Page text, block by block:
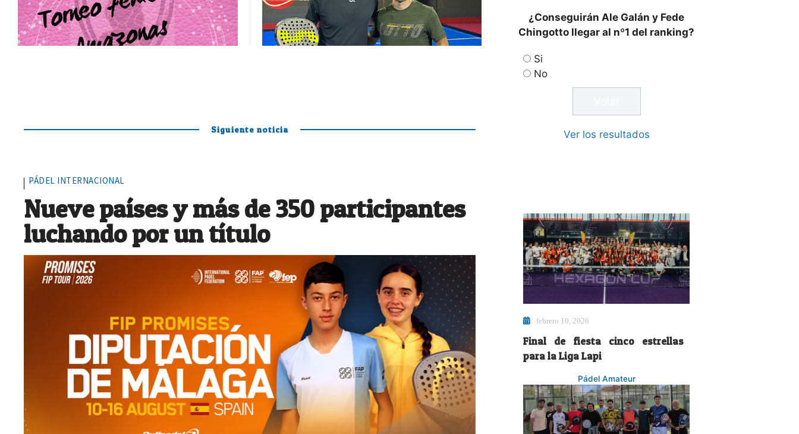
Siguiente noticia
PÁDEL INTERNACIONAL
Nueve países y más de 350 participantes
luchando por un título
¿Conseguirán Ale Galán y Fede
Chingotto llegar al nº1 del ranking?
Si
No
Ver los resultados
febrero 10, 2026
Final de fiesta cinco estrellas
para la Liga Lapi
Pádel Amateur